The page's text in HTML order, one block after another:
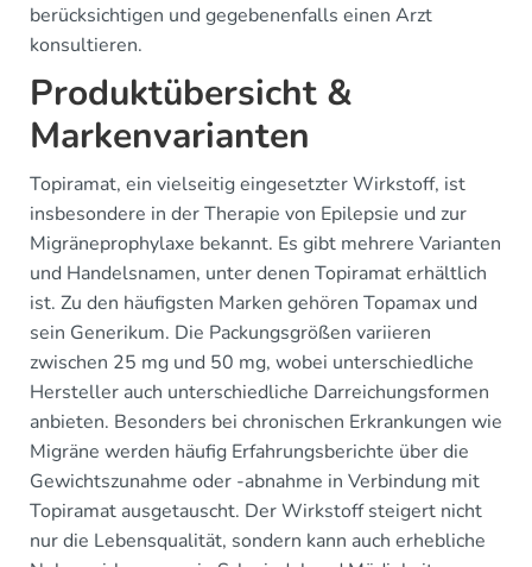
berücksichtigen und gegebenenfalls einen Arzt
konsultieren.
Produktübersicht &
Markenvarianten
Topiramat, ein vielseitig eingesetzter Wirkstoff, ist
insbesondere in der Therapie von Epilepsie und zur
Migräneprophylaxe bekannt. Es gibt mehrere Varianten
und Handelsnamen, unter denen Topiramat erhältlich
ist. Zu den häufigsten Marken gehören Topamax und
sein Generikum. Die Packungsgrößen variieren
zwischen 25 mg und 50 mg, wobei unterschiedliche
Hersteller auch unterschiedliche Darreichungsformen
anbieten. Besonders bei chronischen Erkrankungen wie
Migräne werden häufig Erfahrungsberichte über die
Gewichtszunahme oder -abnahme in Verbindung mit
Topiramat ausgetauscht. Der Wirkstoff steigert nicht
nur die Lebensqualität, sondern kann auch erhebliche